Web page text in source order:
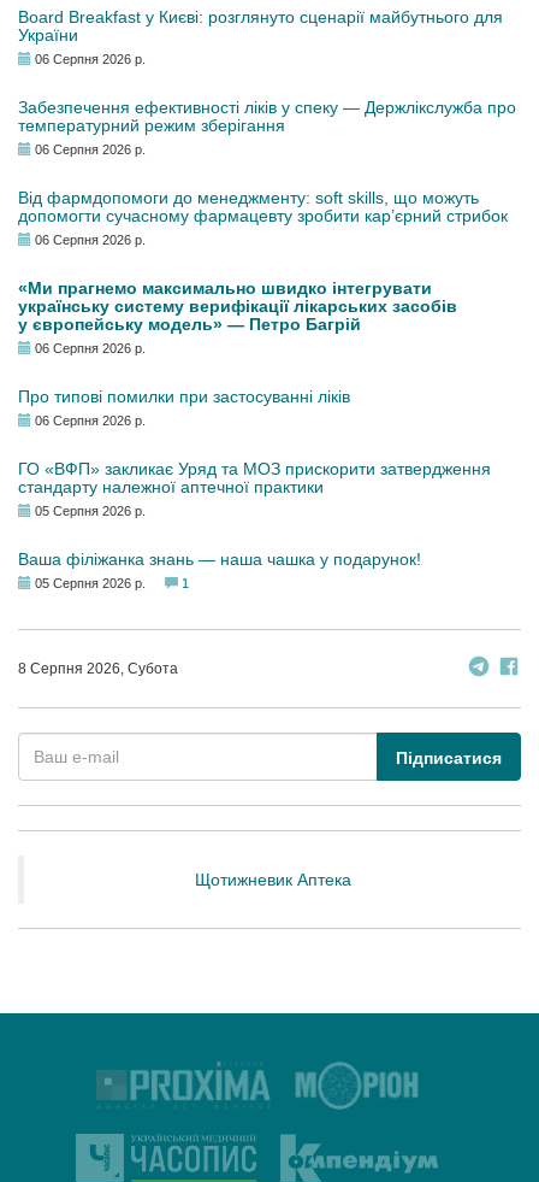
Board Breakfast у Києві: розглянуто сценарії майбутнього для
України
06 Серпня 2026 р.
Забезпечення ефективності ліків у спеку — Держлікслужба про
температурний режим зберігання
06 Серпня 2026 р.
Від фармдопомоги до менеджменту: soft skills, що можуть
допомогти сучасному фармацевту зробити кар’єрний стрибок
06 Серпня 2026 р.
«Ми прагнемо максимально швидко інтегрувати
українську систему верифікації лікарських засобів
у європейську модель» — Петро Багрій
06 Серпня 2026 р.
Про типові помилки при застосуванні ліків
06 Серпня 2026 р.
ГО «ВФП» закликає Уряд та МОЗ прискорити затвердження
стандарту належної аптечної практики
05 Серпня 2026 р.
Ваша філіжанка знань — наша чашка у подарунок!
05 Серпня 2026 р. 1
8 Серпня 2026, Субота
Підписатися
Щотижневик Аптека